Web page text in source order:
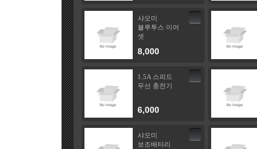
샤오미
블루투스 이어
셋
8,000
1.5A 스피드
무선 충전기
6,000
샤오미
보조배터리